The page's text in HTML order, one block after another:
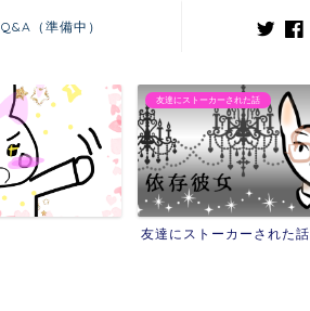
Q&A（準備中）
友達にストーカーされた話
友達にストーカーされた話